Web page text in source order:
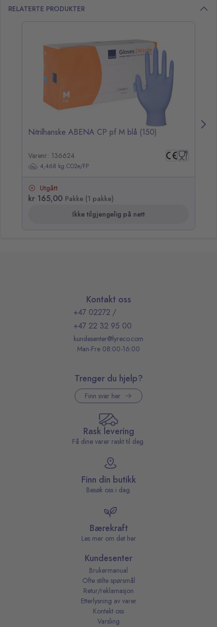
RELATERTE PRODUKTER
Nitrilhanske ABENA CP pf M blå (150)
Varenr.: 136624
4,468 kg CO2e/FP
Utgått
kr 165,00 Pakke (1 pakke)
Ikke tilgjengelig på nett
Kontakt oss
+47 02272 /
+47 22 32 95 00
kundesenter@lyreco.com
Man-Fre 08:00-16:00
Trenger du hjelp?
Finn svar her
Rask levering
Få dine varer raskt til deg.
Finn din butikk
Besøk oss i dag.
Bærekraft
Les mer om det her
Kundesenter
Brukermanual
Ofte stilte spørsmål
Retur/reklamasjon
Etterlysning av varer
Kontakt oss
Varsling